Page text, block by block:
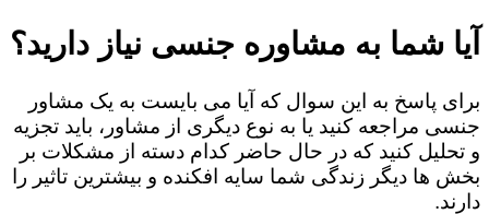
آیا شما به مشاوره جنسی نیاز دارید؟
برای پاسخ به این سوال که آیا می بایست به یک مشاور
جنسی مراجعه کنید یا به نوع دیگری از مشاور، باید تجزیه
و تحلیل کنید که در حال حاضر کدام دسته از مشکلات بر
بخش ها دیگر زندگی شما سایه افکنده و بیشترین تاثیر را
دارند.